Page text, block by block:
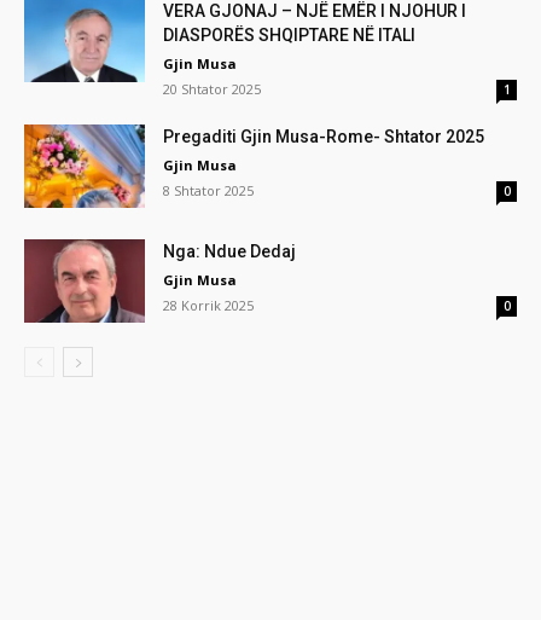
VERA GJONAJ – NJË EMËR I NJOHUR I
DIASPORËS SHQIPTARE NË ITALI
Gjin Musa
20 Shtator 2025
1
Pregaditi Gjin Musa-Rome- Shtator 2025
Gjin Musa
8 Shtator 2025
0
Nga: Ndue Dedaj
Gjin Musa
28 Korrik 2025
0